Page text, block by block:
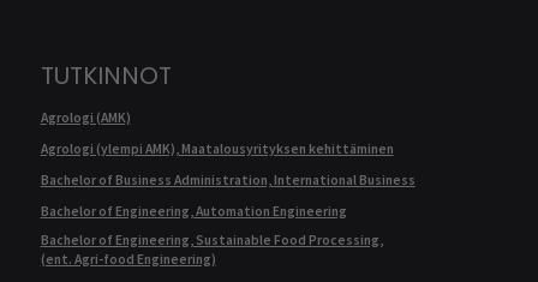
TUTKINNOT
Agrologi (AMK)
Agrologi (ylempi AMK), Maatalousyrityksen kehittäminen
Bachelor of Business Administration, International Business
Bachelor of Engineering, Automation Engineering
Bachelor of Engineering, Sustainable Food Processing,
(ent. Agri-food Engineering)